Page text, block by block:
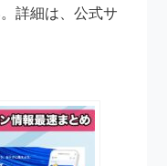
詳細は、公式サ